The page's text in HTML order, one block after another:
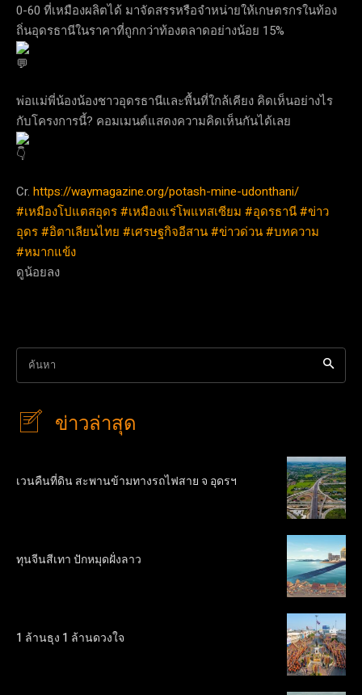
0-60 ที่เหมืองผลิตได้ มาจัดสรรหรือจำหน่ายให้เกษตรกรในท้อง
ถิ่นอุดรธานีในราคาที่ถูกกว่าท้องตลาดอย่างน้อย 15%
พ่อแม่พี่น้องน้องชาวอุดรธานีและพื้นที่ใกล้เคียง คิดเห็นอย่างไร
กับโครงการนี้? คอมเมนต์แสดงความคิดเห็นกันได้เลย
Cr. https://waymagazine.org/potash-mine-udonthani/
#เหมืองโปแตสอุดร#เหมืองแร่โพแทสเซียม #อุดรธานี#ข่าว
อุดร#อิตาเลียนไทย #เศรษฐกิจอีสาน#ข่าวด่วน#บทความ
#หมากแข้ง
ดูน้อยลง
ค้นหา
ข่าวล่าสุด
เวนคืนที่ดิน สะพานข้ามทางรถไฟสาย จ อุดรฯ
ทุนจีนสีเทา ปักหมุดฝั่งลาว
1 ล้านธุง 1 ล้านดวงใจ